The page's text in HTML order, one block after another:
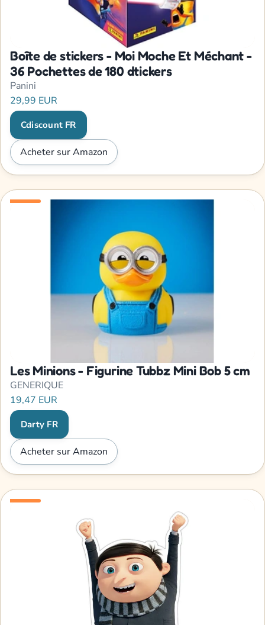
Boîte de stickers - Moi Moche Et Méchant -
36 Pochettes de 180 dtickers
Panini
29,99 EUR
Cdiscount FR
Acheter sur Amazon
Les Minions - Figurine Tubbz Mini Bob 5 cm
GENERIQUE
19,47 EUR
Darty FR
Acheter sur Amazon